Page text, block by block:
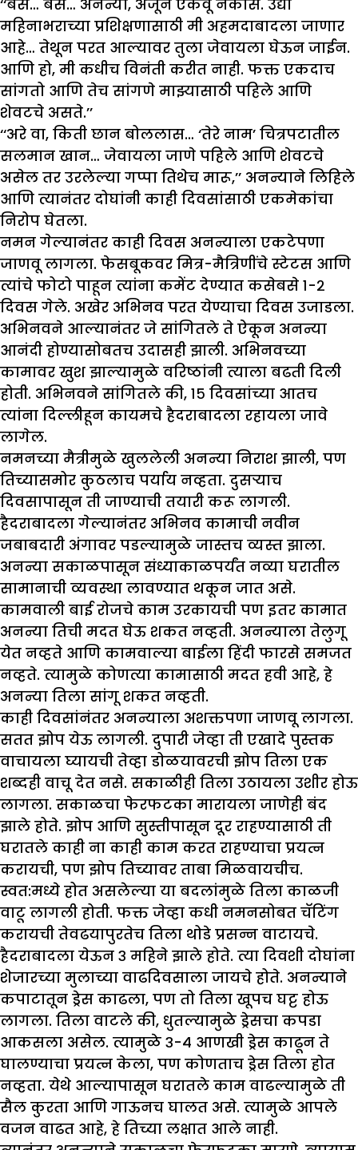
‘‘बस… बस… अनन्या, अजून ऐकवू नकोस. उद्या
महिनाभराच्या प्रशिक्षणासाठी मी अहमदाबादला जाणार
आहे… तेथून परत आल्यावर तुला जेवायला घेऊन जाईन.
आणि हो, मी कधीच विनंती करीत नाही. फक्त एकदाच
सांगतो आणि तेच सांगणे माझ्यासाठी पहिले आणि
शेवटचे असते.’’
‘‘अरे वा, किती छान बोललास… ‘तेरे नाम’ चित्रपटातील
सलमान खान… जेवायला जाणे पहिले आणि शेवटचे
असेल तर उरलेल्या गप्पा तिथेच मारू,’’ अनन्याने लिहिले
आणि त्यानंतर दोघांनी काही दिवसांसाठी एकमेकांचा
निरोप घेतला.
नमन गेल्यानंतर काही दिवस अनन्याला एकटेपणा
जाणवू लागला. फेसबूकवर मित्र-मैत्रिणींचे स्टेटस आणि
त्यांचे फोटो पाहून त्यांना कमेंट देण्यात कसेबसे १-२
दिवस गेले. अखेर अभिनव परत येण्याचा दिवस उजाडला.
अभिनवने आल्यानंतर जे सांगितले ते ऐकून अनन्या
आनंदी होण्यासोबतच उदासही झाली. अभिनवच्या
कामावर खुश झाल्यामुळे वरिष्ठांनी त्याला बढती दिली
होती. अभिनवने सांगितले की, १५ दिवसांच्या आतच
त्यांना दिल्लीहून कायमचे हैदराबादला रहायला जावे
लागेल.
नमनच्या मैत्रीमुळे खुललेली अनन्या निराश झाली, पण
तिच्यासमोर कुठलाच पर्याय नव्हता. दुसऱ्याच
दिवसापासून ती जाण्याची तयारी करू लागली.
हैदराबादला गेल्यानंतर अभिनव कामाची नवीन
जबाबदारी अंगावर पडल्यामुळे जास्तच व्यस्त झाला.
अनन्या सकाळपासून संध्याकाळपर्यंत नव्या घरातील
सामानाची व्यवस्था लावण्यात थकून जात असे.
कामवाली बाई रोजचे काम उरकायची पण इतर कामात
अनन्या तिची मदत घेऊ शकत नव्हती. अनन्याला तेलुगू
येत नव्हते आणि कामवाल्या बाईला हिंदी फारसे समजत
नव्हते. त्यामुळे कोणत्या कामासाठी मदत हवी आहे, हे
अनन्या तिला सांगू शकत नव्हती.
काही दिवसांनंतर अनन्याला अशक्तपणा जाणवू लागला.
सतत झोप येऊ लागली. दुपारी जेव्हा ती एखादे पुस्तक
वाचायला घ्यायची तेव्हा डोळयावरची झोप तिला एक
शब्दही वाचू देत नसे. सकाळीही तिला उठायला उशीर होऊ
लागला. सकाळचा फेरफटका मारायला जाणेही बंद
झाले होते. झोप आणि सुस्तीपासून दूर राहण्यासाठी ती
घरातले काही ना काही काम करत राहण्याचा प्रयत्न
करायची, पण झोप तिच्यावर ताबा मिळवायचीच.
स्वत:मध्ये होत असलेल्या या बदलांमुळे तिला काळजी
वाटू लागली होती. फक्त जेव्हा कधी नमनसोबत चॅटिंग
करायची तेवढयापुरतेच तिला थोडे प्रसन्न वाटायचे.
हैदराबादला येऊन ३ महिने झाले होते. त्या दिवशी दोघांना
शेजारच्या मुलाच्या वाढदिवसाला जायचे होते. अनन्याने
कपाटातून ड्रेस काढला, पण तो तिला खूपच घट्ट होऊ
लागला. तिला वाटले की, धुतल्यामुळे ड्रेसचा कपडा
आकसला असेल. त्यामुळे ३-४ आणखी ड्रेस काढून ते
घालण्याचा प्रयत्न केला, पण कोणताच ड्रेस तिला होत
नव्हता. येथे आल्यापासून घरातले काम वाढल्यामुळे ती
सैल कुरता आणि गाऊनच घालत असे. त्यामुळे आपले
वजन वाढत आहे, हे तिच्या लक्षात आले नाही.